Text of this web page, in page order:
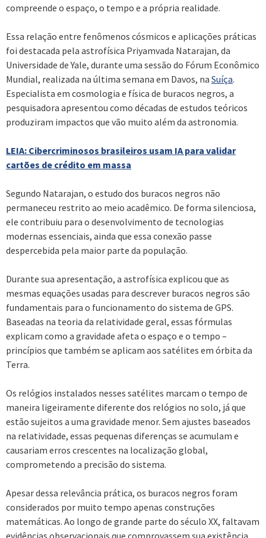
compreende o espaço, o tempo e a própria realidade.
Essa relação entre fenômenos cósmicos e aplicações práticas
foi destacada pela astrofísica Priyamvada Natarajan, da
Universidade de Yale, durante uma sessão do Fórum Econômico
Mundial, realizada na última semana em Davos, na Suíça.
Especialista em cosmologia e física de buracos negros, a
pesquisadora apresentou como décadas de estudos teóricos
produziram impactos que vão muito além da astronomia.
LEIA: Cibercriminosos brasileiros usam IA para validar
cartões de crédito em massa
Segundo Natarajan, o estudo dos buracos negros não
permaneceu restrito ao meio acadêmico. De forma silenciosa,
ele contribuiu para o desenvolvimento de tecnologias
modernas essenciais, ainda que essa conexão passe
despercebida pela maior parte da população.
Durante sua apresentação, a astrofísica explicou que as
mesmas equações usadas para descrever buracos negros são
fundamentais para o funcionamento do sistema de GPS.
Baseadas na teoria da relatividade geral, essas fórmulas
explicam como a gravidade afeta o espaço e o tempo –
princípios que também se aplicam aos satélites em órbita da
Terra.
Os relógios instalados nesses satélites marcam o tempo de
maneira ligeiramente diferente dos relógios no solo, já que
estão sujeitos a uma gravidade menor. Sem ajustes baseados
na relatividade, essas pequenas diferenças se acumulam e
causariam erros crescentes na localização global,
comprometendo a precisão do sistema.
Apesar dessa relevância prática, os buracos negros foram
considerados por muito tempo apenas construções
matemáticas. Ao longo de grande parte do século XX, faltavam
evidências observacionais que comprovassem sua existência.